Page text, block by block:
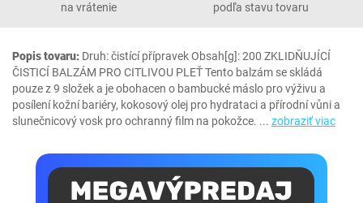
na vrátenie
podľa stavu tovaru
Popis tovaru: Druh: čistící přípravek Obsah[g]: 200 ZKLIDŇUJÍCÍ
ČISTICÍ BALZÁM PRO CITLIVOU PLEŤ Tento balzám se skládá
pouze z 9 složek a je obohacen o bambucké máslo pro výživu a
posílení kožní bariéry, kokosový olej pro hydrataci a přírodní vůni a
slunečnicový vosk pro ochranný film na pokožce. ... zobraziť viac